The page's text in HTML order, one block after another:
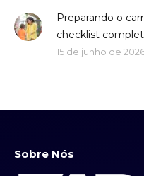
Preparando o
checklist
15 de junho de
Sobre Nós